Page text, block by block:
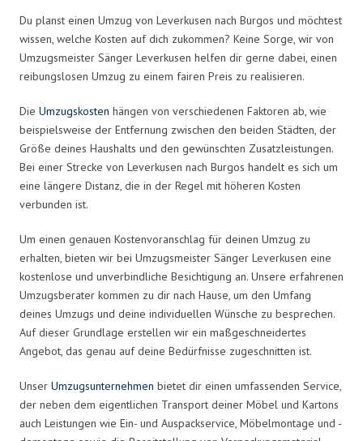
Du planst einen Umzug von Leverkusen nach Burgos und möchtest
wissen, welche Kosten auf dich zukommen? Keine Sorge, wir von
Umzugsmeister Sänger Leverkusen helfen dir gerne dabei, einen
reibungslosen Umzug zu einem fairen Preis zu realisieren.
Die Umzugskosten hängen von verschiedenen Faktoren ab, wie
beispielsweise der Entfernung zwischen den beiden Städten, der
Größe deines Haushalts und den gewünschten Zusatzleistungen.
Bei einer Strecke von Leverkusen nach Burgos handelt es sich um
eine längere Distanz, die in der Regel mit höheren Kosten
verbunden ist.
Um einen genauen Kostenvoranschlag für deinen Umzug zu
erhalten, bieten wir bei Umzugsmeister Sänger Leverkusen eine
kostenlose und unverbindliche Besichtigung an. Unsere erfahrenen
Umzugsberater kommen zu dir nach Hause, um den Umfang
deines Umzugs und deine individuellen Wünsche zu besprechen.
Auf dieser Grundlage erstellen wir ein maßgeschneidertes
Angebot, das genau auf deine Bedürfnisse zugeschnitten ist.
Unser Umzugsunternehmen bietet dir einen umfassenden Service,
der neben dem eigentlichen Transport deiner Möbel und Kartons
auch Leistungen wie Ein- und Auspackservice, Möbelmontage und -